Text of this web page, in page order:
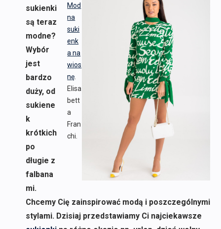
Mod
na
suki
enk
a na
wios
nę
Elisa
bett
a
Fran
chi.
sukienki
są teraz
modne?
Wybór
jest
bardzo
duży, od
sukiene
k
krótkich
po
długie z
falbana
mi.
Chcemy Cię zainspirować modą i poszczególnymi
stylami. Dzisiaj przedstawiamy Ci najciekawsze